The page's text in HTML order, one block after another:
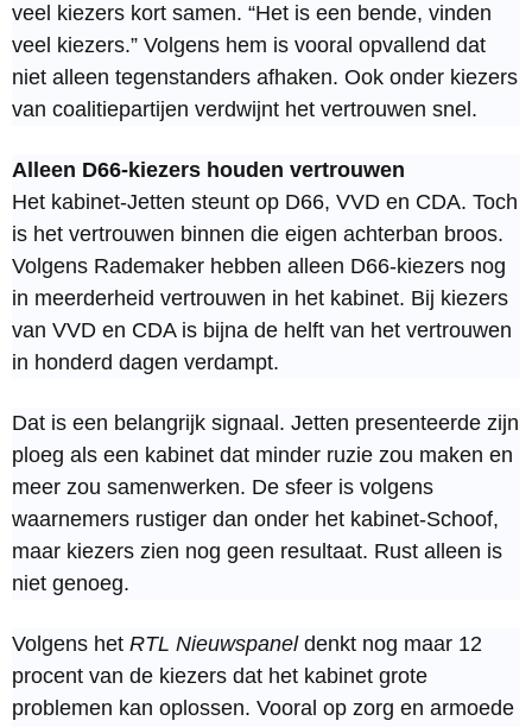
veel kiezers kort samen. “Het is een bende, vinden
veel kiezers.” Volgens hem is vooral opvallend dat
niet alleen tegenstanders afhaken. Ook onder kiezers
van coalitiepartijen verdwijnt het vertrouwen snel.
Alleen D66-kiezers houden vertrouwen
Het kabinet-Jetten steunt op D66, VVD en CDA. Toch
is het vertrouwen binnen die eigen achterban broos.
Volgens Rademaker hebben alleen D66-kiezers nog
in meerderheid vertrouwen in het kabinet. Bij kiezers
van VVD en CDA is bijna de helft van het vertrouwen
in honderd dagen verdampt.
Dat is een belangrijk signaal. Jetten presenteerde zijn
ploeg als een kabinet dat minder ruzie zou maken en
meer zou samenwerken. De sfeer is volgens
waarnemers rustiger dan onder het kabinet-Schoof,
maar kiezers zien nog geen resultaat. Rust alleen is
niet genoeg.
Volgens het RTL Nieuwspaneldenkt nog maar 12
procent van de kiezers dat het kabinet grote
problemen kan oplossen. Vooral op zorg en armoede